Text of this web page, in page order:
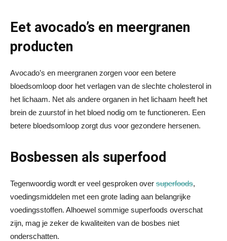
Eet avocado’s en meergranen
producten
Avocado’s en meergranen zorgen voor een betere
bloedsomloop door het verlagen van de slechte cholesterol in
het lichaam. Net als andere organen in het lichaam heeft het
brein de zuurstof in het bloed nodig om te functioneren. Een
betere bloedsomloop zorgt dus voor gezondere hersenen.
Bosbessen als superfood
Tegenwoordig wordt er veel gesproken over superfoods,
voedingsmiddelen met een grote lading aan belangrijke
voedingsstoffen. Alhoewel sommige superfoods overschat
zijn, mag je zeker de kwaliteiten van de bosbes niet
onderschatten.